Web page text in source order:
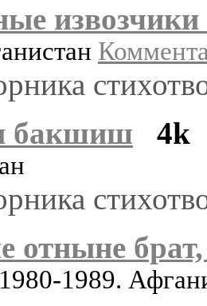
бакшиш
4k
отныне
1989.